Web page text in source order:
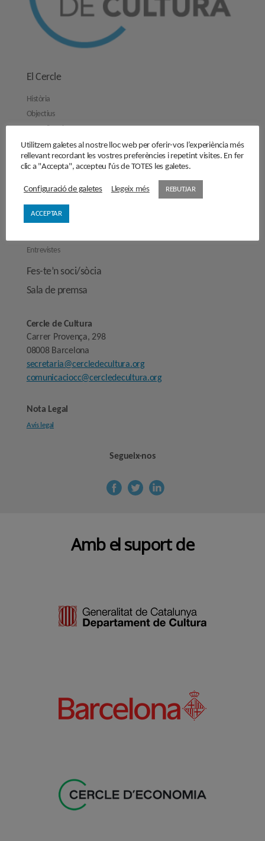
El Cercle
Història
Objectius
Comissions de treball
Contacta’ns
Opinions
Entrevistes
Fes-te’n soci/sòcia
Sala de premsa
Cercle de Cultura
Carrer Provença, 298
08008 Barcelona
secretaria@cercledecultura.org
comunicaciocc@cercledecultura.org
Nota Legal
Avís legal
Segueix-nos
Amb el suport de
Utilitzem galetes al nostre lloc web per oferir-vos l’experiència més
rellevant recordant les vostres preferències i repetint visites. En fer
clic a "Accepta", accepteu l'ús de TOTES les galetes.
Configuració de galetes Llegeix més REBUTJAR
ACCEPTAR